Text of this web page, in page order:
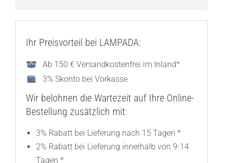
Ihr Preisvorteil bei LAMPADA:
Ab 150 € Versandkostenfrei im Inland*
3% Skonto bei Vorkasse
Wir belohnen die Wartezeit auf Ihre Online-
Bestellung zusätzlich mit:
3% Rabatt bei Lieferung nach 15 Tagen *
2% Rabatt bei Lieferung innerhalb von 9-14
Tagen *